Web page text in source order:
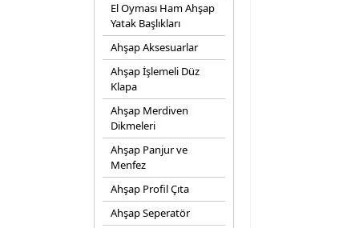
El Oyması Ham Ahşap
Yatak Başlıkları
Ahşap Aksesuarlar
Ahşap İşlemeli Düz
Klapa
Ahşap Merdiven
Dikmeleri
Ahşap Panjur ve
Menfez
Ahşap Profil Çıta
Ahşap Seperatör